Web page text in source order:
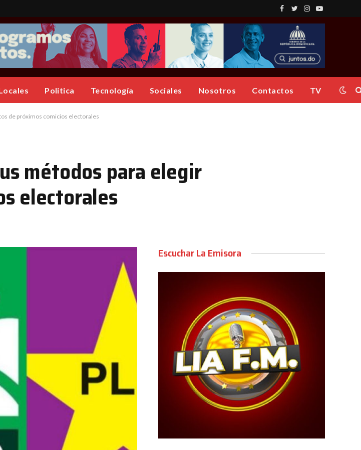
Facebook
TwitterInstagram
YouTube
Politica Tecnología Sociales Nosotros Contactos TV
de próximos comicios electorales
métodos para elegir
electorales
Escuchar La Emisora